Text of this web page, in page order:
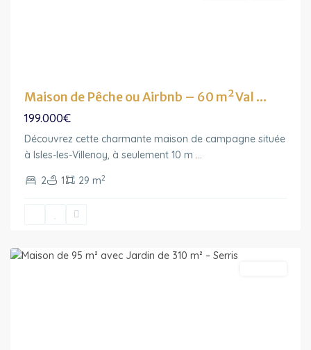
Maison de Pêche ou Airbnb – 60 m² Val ...
199.000€
Découvrez cette charmante maison de campagne située
à Isles-les-Villenoy, à seulement 10 m ...
2 1 29 m2
Ile-
France